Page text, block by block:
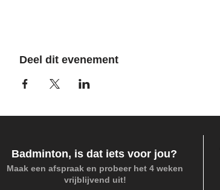
Deel dit evenement
Badminton, is dat iets voor jou?
Maak een afspraak en probeer het 4 weken
vrijblijvend uit!